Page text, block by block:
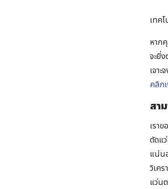
เทค
หาก
จะยิ่
เจา
คลิก
สา
เรา
ตัดแ
แน่น
วิเค
แว่น